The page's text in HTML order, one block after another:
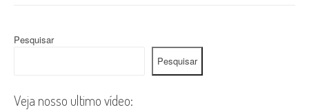
Pesquisar
Pesquisar
Veja nosso ultimo vídeo: